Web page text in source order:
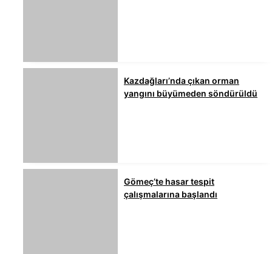
Kazdağları’nda çıkan orman
yangını büyümeden söndürüldü
Gömeç’te hasar tespit
çalışmalarına başlandı